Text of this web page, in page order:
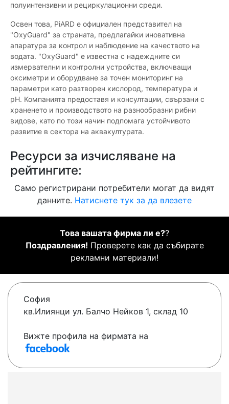
полуинтензивни и рециркулационни среди.
Освен това, PiARD е официален представител на
"OxyGuard" за страната, предлагайки иновативна
апаратура за контрол и наблюдение на качеството на
водата. "OxyGuard" е известна с надеждните си
измервателни и контролни устройства, включващи
оксиметри и оборудване за точен мониторинг на
параметри като разтворен кислород, температура и
pH. Компанията предоставя и консултации, свързани с
храненето и производството на разнообразни рибни
видове, като по този начин подпомага устойчивото
развитие в сектора на аквакултурата.
Ресурси за изчисляване на
рейтингите:
Само регистрирани потребители могат да видят
данните. Натиснете тук за да влезете
Това вашата фирма ли е??
Поздравления! Проверете как да събирате
рекламни материали!
София
кв.Илиянци ул. Балчо Нейков 1, склад 10
Вижте профила на фирмата на